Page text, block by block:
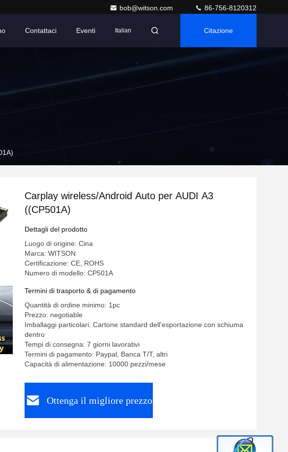
bob@witson.com 86-756-8120312
Contattaci Eventi Italian Citazione
Carplay wireless/Android Auto per AUDI A3
((CP501A)
Dettagli del prodotto
Luogo di origine: Cina
Marca: WITSON
Certificazione: CE, ROHS
Numero di modello: CP501A
Termini di trasporto & di pagamento
Quantità di ordine minimo: 1pc
Prezzo: negotiable
Imballaggi particolari: Cartone standard dell'esportazione con schiuma
dentro
Tempi di consegna: 7 giorni lavorativi
Termini di pagamento: Paypal, Banca T/T, altri
Capacità di alimentazione: 10000 pezzi/mese
Ottenga il migliore prezzo